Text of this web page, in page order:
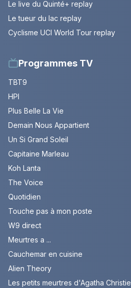
Le live du Quinté+ replay
Le tueur du lac replay
Cyclisme UCI World Tour replay
Programmes TV
TBT9
HPI
Plus Belle La Vie
Demain Nous Appartient
Un Si Grand Soleil
Capitaine Marleau
Koh Lanta
The Voice
Quotidien
Touche pas à mon poste
W9 direct
Meurtres a ...
Cauchemar en cuisine
Alien Theory
Les petits meurtres d'Agatha Christie